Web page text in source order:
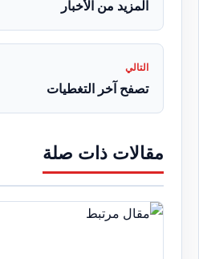
المزيد من الأخبار
التالي
تصفح آخر التغطيات
مقالات ذات صلة